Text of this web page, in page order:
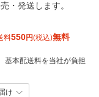
・発送します。
料550円(税込)無料
基本配送料を当社が負担
け